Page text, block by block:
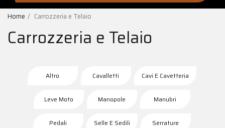
Home Carrozzeria e Telaio
Carrozzeria e Telaio
Altro Cavalletti Cavi E Cavetteria
Leve Moto Manopole Manubri
Pedali Selle E Sedili Serrature